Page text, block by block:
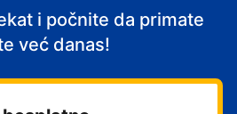
i počnite da primate
već danas!